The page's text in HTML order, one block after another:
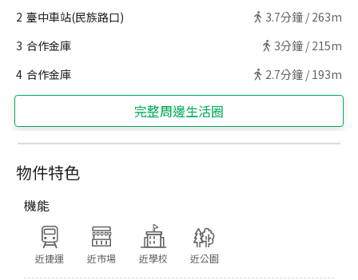
物件特色
機能
近捷運 近市場 近學校 近公園
2 臺中車站(民族路口) 3.7分鐘 / 263m
3 合作金庫 3分鐘 / 215m
4 合作金庫 2.7分鐘 / 193m
完整周邊生活圈